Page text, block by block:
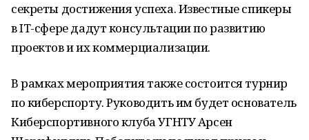
секреты достижения успеха. Известные спикеры
в IT-сфере дадут консультации по развитию
проектов и их коммерциализации.
В рамках мероприятия также состоится турнир
по киберспорту. Руководить им будет основатель
Киберспортивного клуба УГНТУ Арсен